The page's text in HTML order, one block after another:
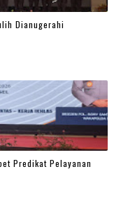
Dianugerahi
Predikat Pelayanan